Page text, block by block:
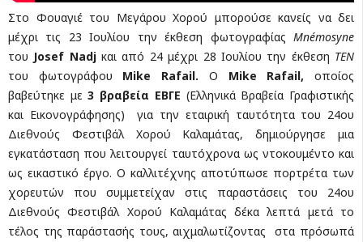
Στο Φουαγιέ του Μεγάρου Χορού μπορούσε κανείς να δει
μέχρι τις 23 Ιουλίου την έκθεση φωτογραφίας Mnémosyne
του Josef Nadjκαι από 24 μέχρι 28 Ιουλίου την έκθεση ΤΕΝ
του φωτογράφου Mike Rafail. Ο Mike Rafail,οποίος
βαβεύτηκε με3 βραβεία ΕBΓΕ (Ελληνικά Bραβεία Γραφιστικής
και Eικονογράφησης) για την εταιρική ταυτότητα του 24ου
Διεθνούς Φεστιβάλ Χορού Καλαμάτας, δημιούργησε μια
εγκατάσταση που λειτουργεί ταυτόχρονα ως ντοκουμέντο και
ως εικαστικό έργο. Ο καλλιτέχνης αποτύπωσε πορτρέτα των
χορευτών που συμμετείχαν στις παραστάσεις του 24ου
Διεθνούς Φεστιβάλ Χορού Καλαμάτας δέκα λεπτά μετά το
τέλος της παράστασής τους, αιχμαλωτίζοντας στα πρόσωπά